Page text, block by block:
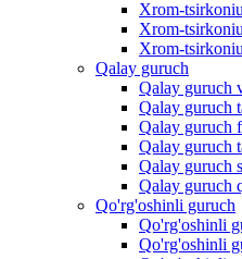
Xrom-
Xrom-
Xrom-
Qalay guruch
Qalay guruch
Qalay guruch
Qalay guruch
Qalay guruch
Qalay guruch
Qalay guruch
Qo'rg'oshinli guruch
Qo'rg'oshinli
Qo'rg'oshinli